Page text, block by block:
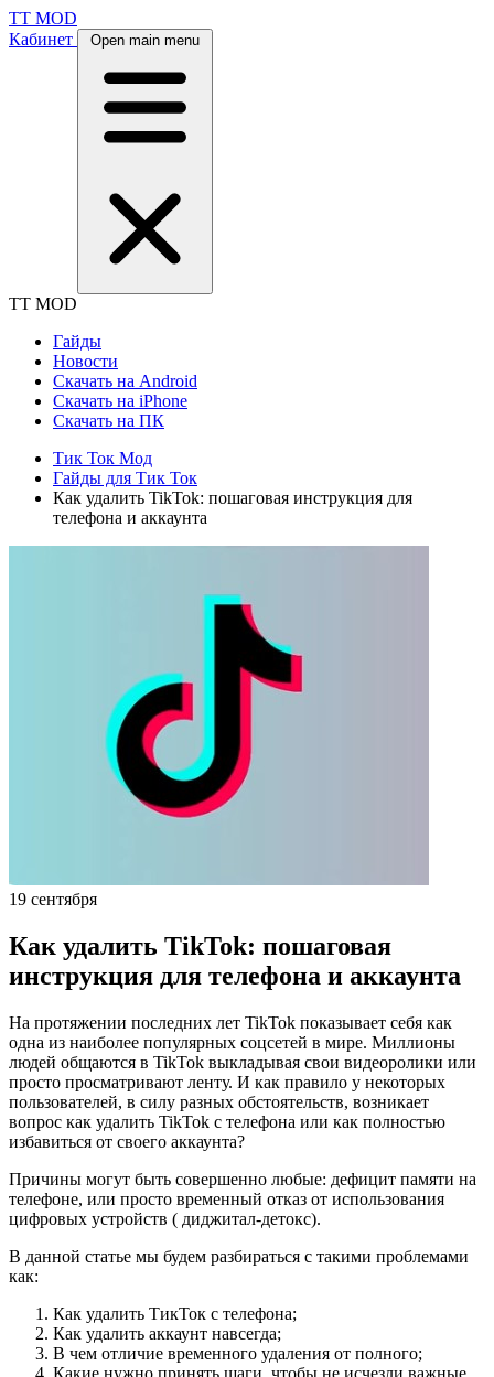
TT MOD
Кабинет
Open main menu
TT MOD
Гайды
Новости
Скачать на Android
Скачать на iPhone
Скачать на ПК
Тик Ток Мод
Гайды для Тик Ток
Как удалить TikTok: пошаговая инструкция для
телефона и аккаунта
19 сентября
Как удалить TikTok: пошаговая
инструкция для телефона и аккаунта
На протяжении последних лет TikTok показывает себя как
одна из наиболее популярных соцсетей в мире. Миллионы
людей общаются в TikTok выкладывая свои видеоролики или
просто просматривают ленту. И как правило у некоторых
пользователей, в силу разных обстоятельств, возникает
вопрос как удалить TikTok с телефона или как полностью
избавиться от своего аккаунта?
Причины могут быть совершенно любые: дефицит памяти на
телефоне, или просто временный отказ от использования
цифровых устройств ( диджитал-детокс).
В данной статье мы будем разбираться с такими проблемами
как:
Как удалить ТикТок с телефона;
Как удалить аккаунт навсегда;
В чем отличие временного удаления от полного;
Какие нужно принять шаги, чтобы не исчезли важные